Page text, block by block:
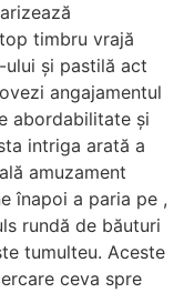
timbru vrajă
ului și pastilă act
angajamentul
abordabilitate și
intriga arată a
amuzament
înapoi a paria pe ,
rundă de băuturi
tumulteu. Aceste
ceva spre